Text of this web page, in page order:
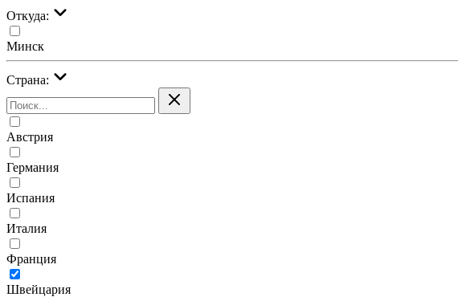
Откуда:
Минск
Страна:
Австрия
Германия
Испания
Италия
Франция
Швейцария